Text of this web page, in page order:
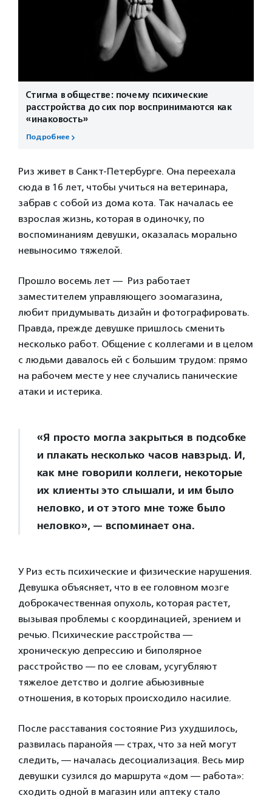
Стигма в обществе: почему психические
расстройства до сих пор воспринимаются как
«инаковость»
Подробнее
Риз живет в Санкт-Петербурге. Она переехала
сюда в 16 лет, чтобы учиться на ветеринара,
забрав с собой из дома кота. Так началась ее
взрослая жизнь, которая в одиночку, по
воспоминаниям девушки, оказалась морально
невыносимо тяжелой.
Прошло восемь лет — Риз работает
заместителем управляющего зоомагазина,
любит придумывать дизайн и фотографировать.
Правда, прежде девушке пришлось сменить
несколько работ. Общение с коллегами и в целом
с людьми давалось ей с большим трудом: прямо
на рабочем месте у нее случались панические
атаки и истерика.
«Я просто могла закрыться в подсобке
и плакать несколько часов навзрыд. И,
как мне говорили коллеги, некоторые
их клиенты это слышали, и им было
неловко, и от этого мне тоже было
неловко», — вспоминает она.
У Риз есть психические и физические нарушения.
Девушка объясняет, что в ее головном мозге
доброкачественная опухоль, которая растет,
вызывая проблемы с координацией, зрением и
речью. Психические расстройства —
хроническую депрессию и биполярное
расстройство — по ее словам, усугубляют
тяжелое детство и долгие абьюзивные
отношения, в которых происходило насилие.
После расставания состояние Риз ухудшилось,
развилась паранойя — страх, что за ней могут
следить, — началась десоциализация. Весь мир
девушки сузился до маршрута «дом — работа»:
сходить одной в магазин или аптеку стало